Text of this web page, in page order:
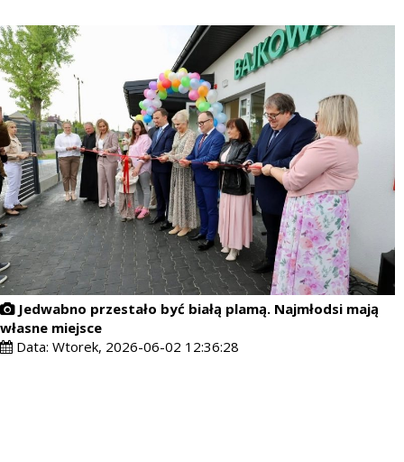
Jedwabno przestało być białą plamą. Najmłodsi mają
własne miejsce
Data: Wtorek, 2026-06-02 12:36:28